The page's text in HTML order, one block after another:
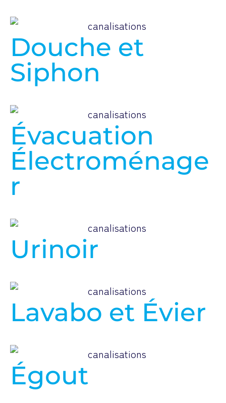
Douche et
Siphon
Évacuation
Électroménage
r
Urinoir
Lavabo et Évier
Égout